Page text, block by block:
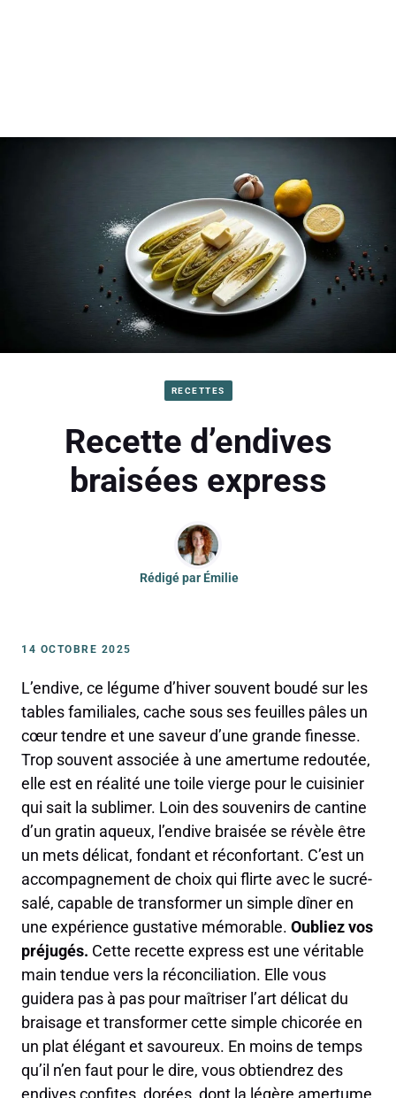
RECETTES
Recette d’endives
braisées express
Rédigé par Émilie
14 OCTOBRE 2025
L’endive, ce légume d’hiver souvent boudé sur les
tables familiales, cache sous ses feuilles pâles un
cœur tendre et une saveur d’une grande finesse.
Trop souvent associée à une amertume redoutée,
elle est en réalité une toile vierge pour le cuisinier
qui sait la sublimer. Loin des souvenirs de cantine
d’un gratin aqueux, l’endive braisée se révèle être
un mets délicat, fondant et réconfortant. C’est un
accompagnement de choix qui flirte avec le sucré-
salé, capable de transformer un simple dîner en
une expérience gustative mémorable. Oubliez vos
préjugés. Cette recette express est une véritable
main tendue vers la réconciliation. Elle vous
guidera pas à pas pour maîtriser l’art délicat du
braisage et transformer cette simple chicorée en
un plat élégant et savoureux. En moins de temps
qu’il n’en faut pour le dire, vous obtiendrez des
endives confites, dorées, dont la légère amertume